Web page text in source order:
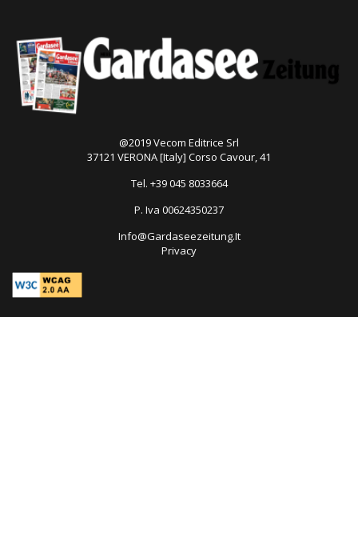
@2019 Vecom Editrice Srl
37121 VERONA [Italy] Corso Cavour, 41
Tel. +39 045 8033664
P. Iva 00624350237
Info@Gardaseezeitung.It
Privacy
in